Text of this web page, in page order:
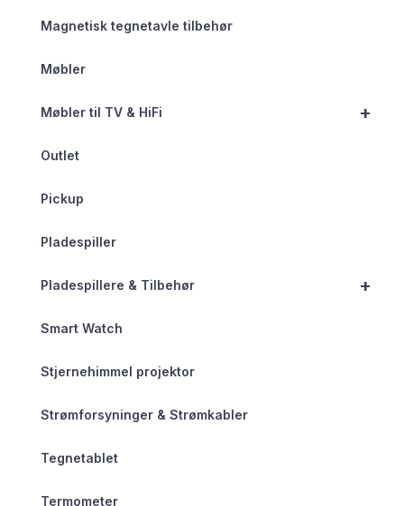
Magnetisk tegnetavle tilbehør
Møbler
+
Møbler til TV & HiFi
Outlet
Pickup
Pladespiller
+
Pladespillere & Tilbehør
Smart Watch
Stjernehimmel projektor
Strømforsyninger & Strømkabler
Tegnetablet
Termometer